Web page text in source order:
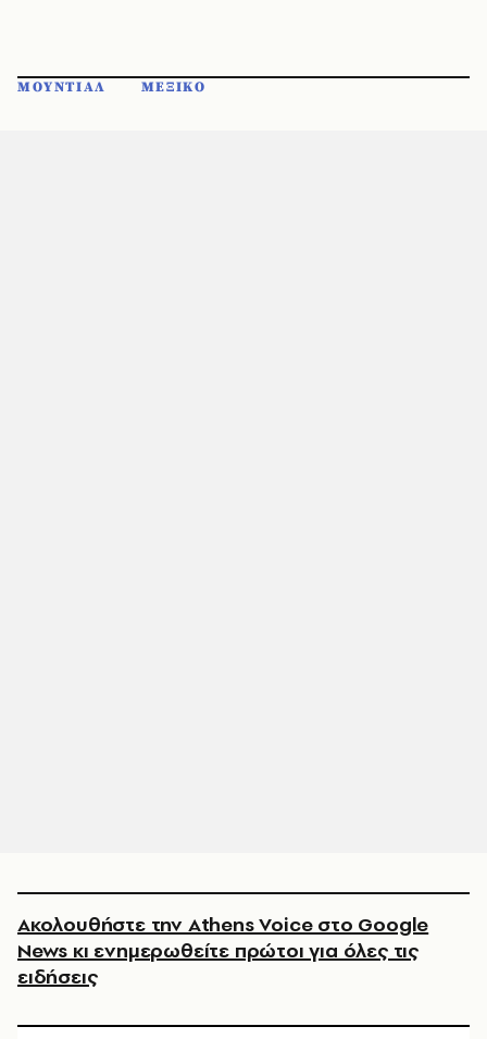
ΜΟΥΝΤΙΑΛ ΜΕΞΙΚΟ
Ακολουθήστε την Athens Voice στο Google
News κι ενημερωθείτε πρώτοι για όλες τις
ειδήσεις